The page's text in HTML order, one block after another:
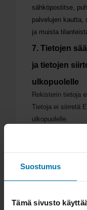
Suostumus
Tämä sivusto
sähköpostitse,
palvelujen kautta,
ja muista
7. Tietojen
ja tietojen
ulkopuolelle
Rekisterin tietoja
Tietoja ei siirretä
ulkopuolelle.
ulkopuolisilta.
Jokaisella